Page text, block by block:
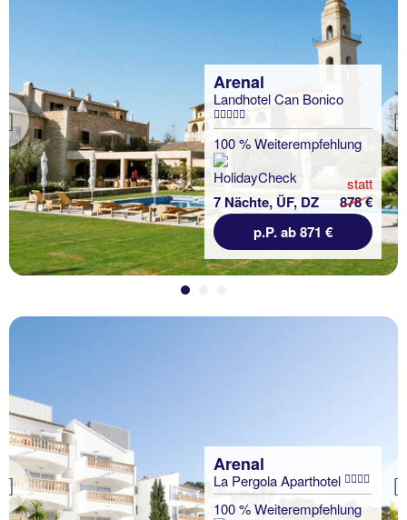
Previous
Arenal
Landhotel Can Bonico
100 % Weiterempfehlung
7 Nächte, ÜF, DZ
statt
878 €
p.P. ab 871 €
Previous
Arenal
La Pergola Aparthotel
100 % Weiterempfehlung